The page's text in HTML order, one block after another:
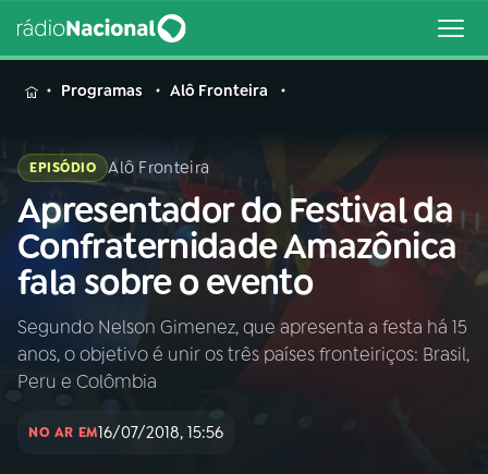
MENU
Buscar
na
Rádio
Nacional
Buscar
AO VIVO
Programas Alô Fronteira
EPISÓDIO Alô Fronteira
Apresentador do Festival da
Confraternidade Amazônica
fala sobre o evento
Segundo Nelson Gimenez, que apresenta a festa há 15
anos, o objetivo é unir os três países fronteiriços: Brasil,
Peru e Colômbia
NO AR EM16/07/2018, 15:56